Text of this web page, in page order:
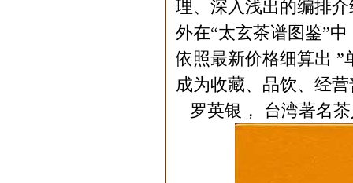
理、深入浅出的编排
外在“太玄茶谱图鉴”
依照最新价格细算出 ”
成为收藏、品饮、经
罗英银， 台湾著名